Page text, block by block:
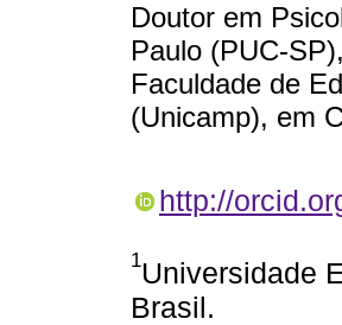
Doutor em
Paulo (PUC-
Faculdade de
(Unicamp), em
http://
1Universidade
Brasil.